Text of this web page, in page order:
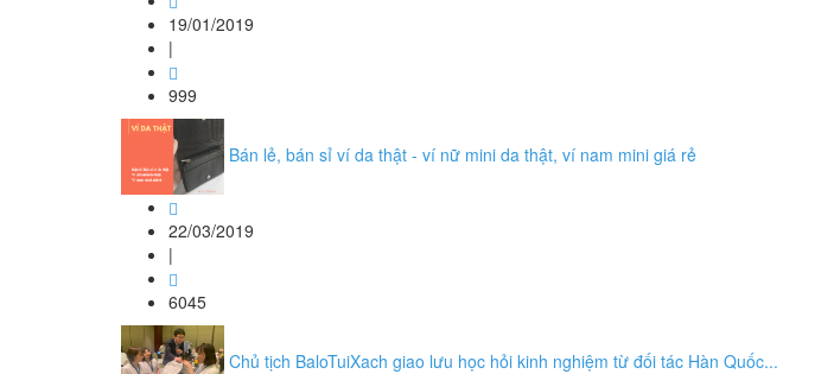
19/01/2019
|
999
Bán lẻ, bán sỉ ví da thật - ví nữ mini da thật, ví nam mini giá rẻ
22/03/2019
|
6045
Chủ tịch BaloTuiXach giao lưu học hỏi kinh nghiệm từ đối tác Hàn Quốc...